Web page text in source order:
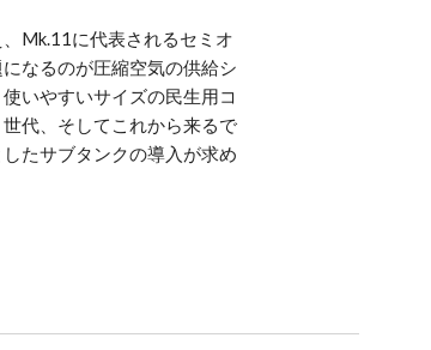
Mk.11に代表されるセミオ
なるのが圧縮空気の供給シ
いやすいサイズの民生用コ
代、そしてこれから来るで
たサブタンクの導入が求め